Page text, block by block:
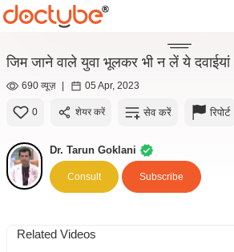
जिम जाने वाले युवा भूलकर भी न लें ये दवाईयां
690 व्यूज़ | 05 Apr, 2023
0 शेयर करें सेव करें रिपोर्ट
Dr. Tarun Goklani
Consult Subscribe
Related Videos